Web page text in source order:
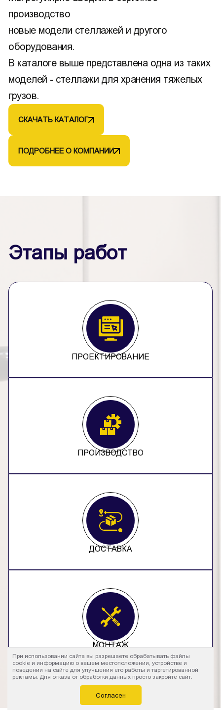
производство
новые модели стеллажей и другого
оборудования.
В каталоге выше представлена одна из таких
моделей - стеллажи для хранения тяжелых
грузов.
СКАЧАТЬ КАТАЛОГ
ПОДРОБНЕЕ О КОМПАНИИ
Этапы работ
ПРОЕКТИРОВАНИЕ
ПРОИЗВОДСТВО
ДОСТАВКА
МОНТАЖ
При использовании сайта вы разрешаете обрабатывать файлы
cookie и информацию о вашем местоположении, устройстве и
поведении на сайте для улучшения его работы и таргетированной
рекламы. Для отказа от обработки данных просто закройте сайт.
Согласен